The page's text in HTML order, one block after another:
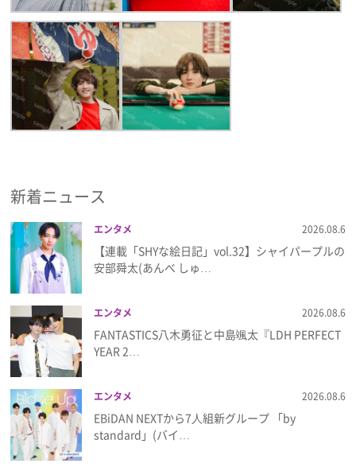
新着ニュース
エンタメ 2026.08.6
【連載「SHYな絵日記」vol.32】シャイパープルの
安部舜太(あんべ しゅ…
エンタメ 2026.08.6
FANTASTICS八木勇征と中島颯太『LDH PERFECT
YEAR 2…
エンタメ 2026.08.6
EBiDAN NEXTから7⼈組新グループ 「by
standard」(バイ…